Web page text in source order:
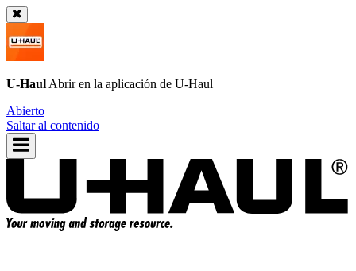
U-Haul Abrir en la aplicación de U-Haul
Abierto
Saltar al contenido